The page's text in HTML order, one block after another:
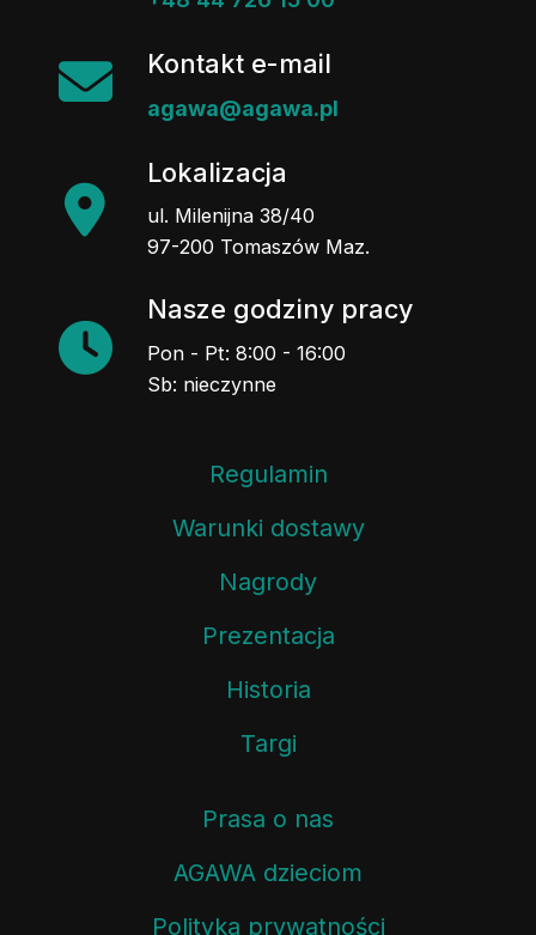
Kontakt e-mail
agawa@agawa.pl
Lokalizacja
ul. Milenijna 38/40
97-200 Tomaszów Maz.
Nasze godziny pracy
Pon - Pt: 8:00 - 16:00
Sb: nieczynne
Regulamin
Warunki dostawy
Nagrody
Prezentacja
Historia
Targi
Prasa o nas
AGAWA dzieciom
Polityka prywatności